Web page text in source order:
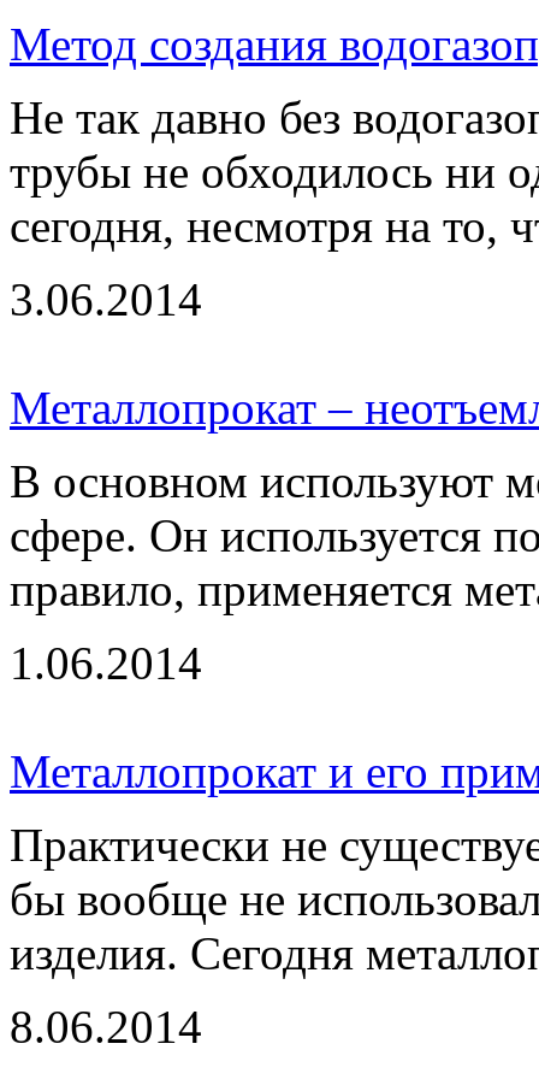
Метод создания
Не так давно без
трубы не обходилось ни
сегодня, несмотря на то,
3.06.2014
Металлопрокат –
В основном используют
сфере. Он используется
правило, применяется
1.06.2014
Металлопрокат и его
Практически не
бы вообще не
изделия. Сегодня
8.06.2014